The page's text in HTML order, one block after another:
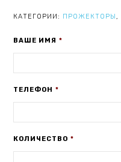
КАТЕГОРИИ: ПРОЖЕКТОРЫ,
ВАШЕ ИМЯ *
ТЕЛЕФОН *
КОЛИЧЕСТВО *